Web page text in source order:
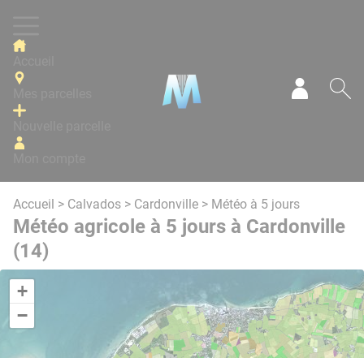
Accueil > Calvados > Cardonville > Météo à 5 jours
Météo agricole à 5 jours à Cardonville
(14)
+
−